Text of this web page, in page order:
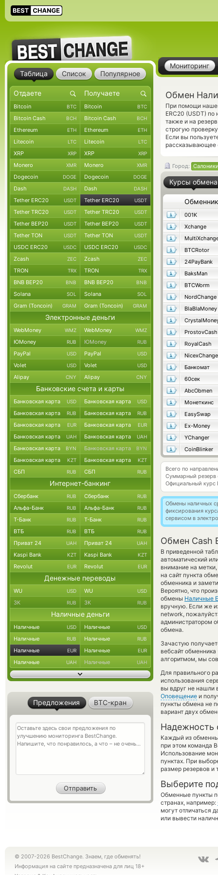
Мониторинг
Обмен
При помощи
ERC20 (USDT)
также и на
строгую
Если вы
рассказывающее
Город:
Курсы обмена
Обменник
001K
Xchange
BTCRotor
24PayBank
BaksMan
BTCWorm
NordChange
BlaBlaMoney
ProstovCash
RoyalCash
Банкомат
60сек
AbcObmen
Монеткинс
EasySwap
Ex-Money
YChanger
CoinBlinker
Всего по
Суммарный резерв
Официальный курс
Обмены наличных
фиксирования
сервисом в
Обмен Cash
В приведенной
автоматический
внимание на
на сайт пункта
обменника и
Вероятно, что
обмены Наличные
вручную. Если же
network,
администратором
обмена.
Зачастую
вебсайт
алгоритмом, мы
Для правильного
использования
вы вдруг не нашли
Оповещение и
пункты обмена не
вариант двух
Надежность
Каждый из
при этом команда
Использование
пунктах. При
размер резервов и
Выберите
Обменные пункты
странах, например:
могут отличаться
или вывести
Таблица Список Популярное
Bitcoin BTC Bitcoin BTC
Bitcoin Cash BCH Bitcoin Cash BCH
Ethereum ETH Ethereum ETH
Litecoin LTC Litecoin LTC
XRP XRP XRP XRP
Monero XMR Monero XMR
Dogecoin DOGE Dogecoin DOGE
Dash DASH Dash DASH
Tether ERC20 USDT Tether ERC20 USDT
Tether TRC20 USDT Tether TRC20 USDT
Tether BEP20 USDT Tether BEP20 USDT
Tether TON USDT Tether TON USDT
USDC ERC20 USDC USDC ERC20 USDC
Zcash ZEC Zcash ZEC
TRON TRX TRON TRX
BNB BEP20 BNB BNB BEP20 BNB
Solana SOL Solana SOL
Gram (Toncoin) GRAM Gram (Toncoin) GRAM
Электронные деньги
WebMoney WMZ WebMoney WMZ
ЮMoney RUB ЮMoney RUB
PayPal USD PayPal USD
Volet USD Volet USD
Alipay CNY Alipay CNY
Банковские счета и карты
Банковская карта USD Банковская карта USD
Банковская карта RUB Банковская карта RUB
Банковская карта EUR Банковская карта EUR
Банковская карта UAH Банковская карта UAH
Банковская карта BYN Банковская карта BYN
Банковская карта KZT Банковская карта KZT
СБП RUB СБП RUB
Интернет-банкинг
Сбербанк RUB Сбербанк RUB
Альфа-Банк RUB Альфа-Банк RUB
Т-Банк RUB Т-Банк RUB
ВТБ RUB ВТБ RUB
Приват 24 UAH Приват 24 UAH
Kaspi Bank KZT Kaspi Bank KZT
Revolut EUR Revolut EUR
Денежные переводы
WU USD WU USD
ЗК RUB ЗК RUB
Наличные деньги
Наличные USD Наличные USD
Наличные RUB Наличные RUB
Наличные EUR Наличные EUR
Наличные UAH Наличные UAH
Предложения BTC-кран
© 2007-2026 BestChange. Знаем, где обменять!
Информация на сайте предназначена для лиц 18+